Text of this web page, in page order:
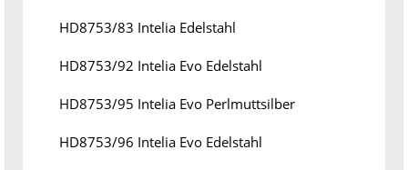
HD8753/83 Intelia Edelstahl
HD8753/92 Intelia Evo Edelstahl
HD8753/95 Intelia Evo Perlmuttsilber
HD8753/96 Intelia Evo Edelstahl